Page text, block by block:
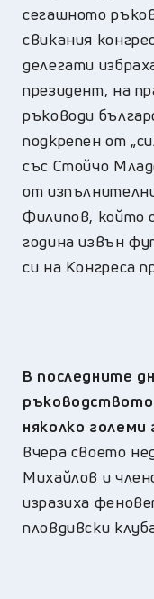
сегашното
свикания
делегати
президент, на
ръководи
подкрепен от
със Стойчо
от
Филипов, който
година извън
си на Конгреса
В последните
няколко
вчера своето
Михайлов и
изразиха
пловдивски